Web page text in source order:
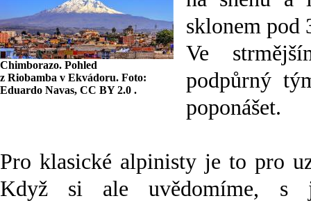
Chimborazo. Pohled
z Riobamba v Ekvádoru. Foto:
Eduardo Navas, CC BY 2.0 .
sklonem pod
Ve
podpůrný
poponášet.
Pro klasické alpinisty je to pro
Když si ale uvědomíme, s